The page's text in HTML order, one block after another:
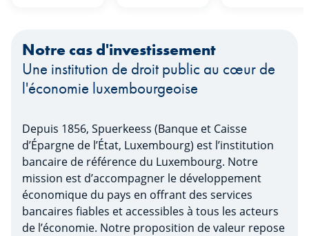
Notre cas d'investissement
Une institution de droit public au cœur de
l'économie luxembourgeoise
Depuis 1856, Spuerkeess (Banque et Caisse
d’Épargne de l’État, Luxembourg) est l’institution
bancaire de référence du Luxembourg. Notre
mission est d’accompagner le développement
économique du pays en offrant des services
bancaires fiables et accessibles à tous les acteurs
de l’économie. Notre proposition de valeur repose